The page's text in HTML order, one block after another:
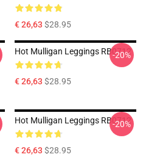
€ 26,63 $28.95
Hot Mulligan Leggings RB0712
€ 26,63 $28.95
-20%
Hot Mulligan Leggings RB0712
€ 26,63 $28.95
-20%